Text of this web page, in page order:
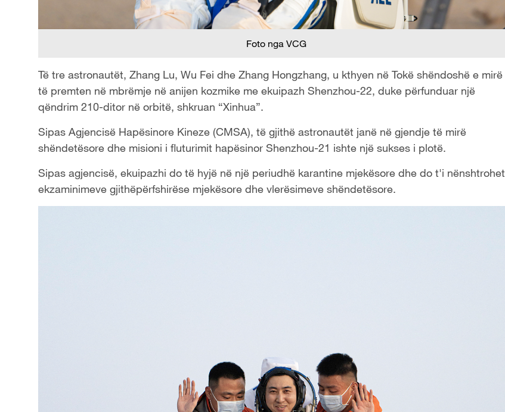
Foto nga VCG
Të tre astronautët, Zhang Lu, Wu Fei dhe Zhang Hongzhang, u kthyen në Tokë shëndoshë e mirë
të premten në mbrëmje në anijen kozmike me ekuipazh Shenzhou-22, duke përfunduar një
qëndrim 210-ditor në orbitë, shkruan “Xinhua”.
Sipas Agjencisë Hapësinore Kineze (CMSA), të gjithë astronautët janë në gjendje të mirë
shëndetësore dhe misioni i fluturimit hapësinor Shenzhou-21 ishte një sukses i plotë.
Sipas agjencisë, ekuipazhi do të hyjë në një periudhë karantine mjekësore dhe do t'i nënshtrohet
ekzaminimeve gjithëpërfshirëse mjekësore dhe vlerësimeve shëndetësore.